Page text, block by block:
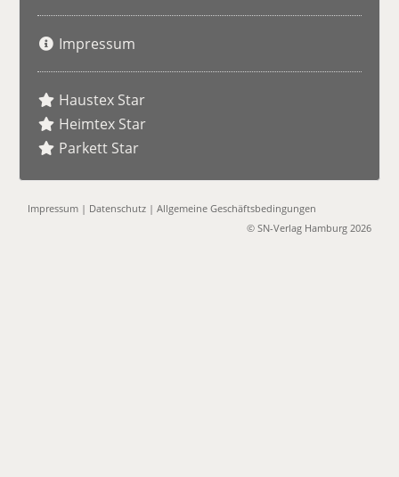
Impressum
Haustex Star
Heimtex Star
Parkett Star
Impressum | Datenschutz |Allgemeine Geschäftsbedingungen
© SN-Verlag Hamburg 2026